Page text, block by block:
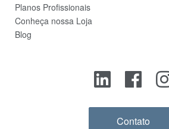
Planos Profissionais
Conheça nossa Loja
Blog
Contato